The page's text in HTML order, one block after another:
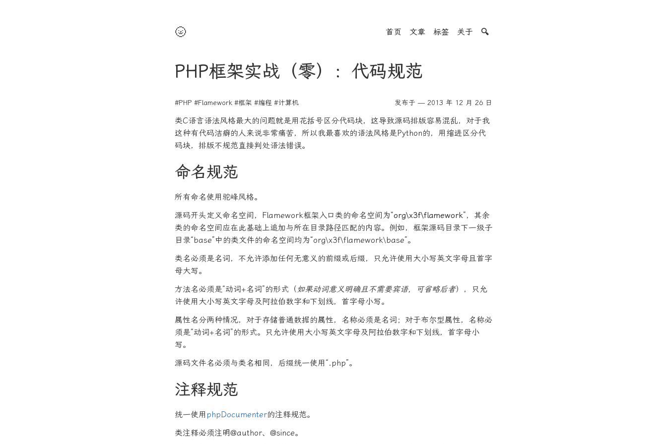
🌝 首页 文章 标签 关于 🔍
PHP框架实战（零）：代码规范
#PHP #Flamework #框架 #编程 #计算机 发布于 — 2013 年 12 月 26 日
类C语言语法风格最大的问题就是用花括号区分代码块，这导致源码排版容易混乱，对于我
这种有代码洁癖的人来说非常痛苦，所以我最喜欢的语法风格是Python的，用缩进区分代
码块，排版不规范直接判处语法错误。
命名规范
所有命名使用驼峰风格。
源码开头定义命名空间，Flamework框架入口类的命名空间为“org\x3f\flamework”，其余
类的命名空间应在此基础上追加与所在目录路径匹配的内容。例如，框架源码目录下一级子
目录“base”中的类文件的命名空间均为“org\x3f\flamework\base”。
类名必须是名词，不允许添加任何无意义的前缀或后缀，只允许使用大小写英文字母且首字
母大写。
方法名必须是“动词+名词”的形式（如果动词意义明确且不需要宾语，可省略后者），只允
许使用大小写英文字母及阿拉伯数字和下划线，首字母小写。
属性名分两种情况，对于存储普通数据的属性，名称必须是名词；对于布尔型属性，名称必
须是“动词+名词”的形式。只允许使用大小写英文字母及阿拉伯数字和下划线，首字母小
写。
源码文件名必须与类名相同，后缀统一使用“.php”。
注释规范
统一使用 phpDocumenter的注释规范。
类注释必须注明@author、@since。